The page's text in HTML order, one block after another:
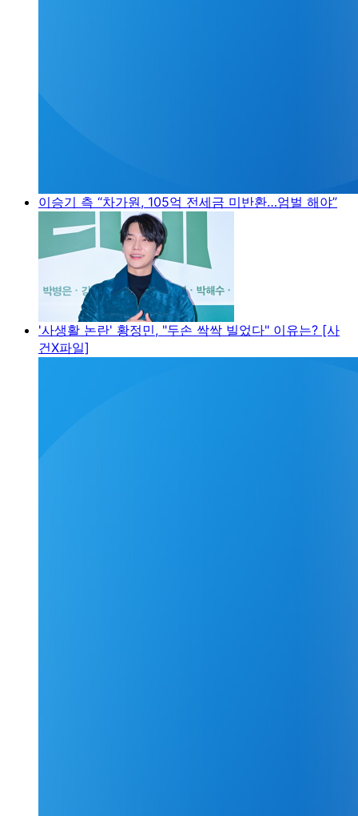
이승기 측 “차가원, 105억 전세금 미반환…엄벌 해야”
'사생활 논란' 황정민, "두손 싹싹 빌었다" 이유는? [사
건X파일]